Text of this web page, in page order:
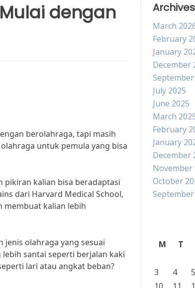
dengan
berolahraga, tapi masih
untuk pemula yang bisa
pikiran kalian bisa beradaptasi
dari Harvard Medical School,
membuat kalian lebih
olahraga yang sesuai
santai seperti berjalan kaki
lari atau angkat beban?
Archives
March
February
January
December
July 2025
June 2025
March
February
January
December
November
October
M
T
3
4 5